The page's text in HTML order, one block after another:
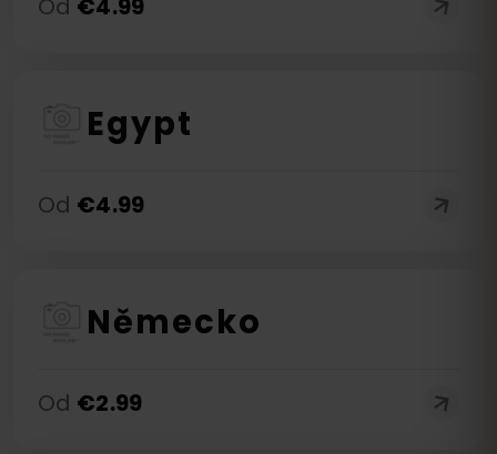
Od €4.99
Egypt
Od €4.99
Německo
Od €2.99